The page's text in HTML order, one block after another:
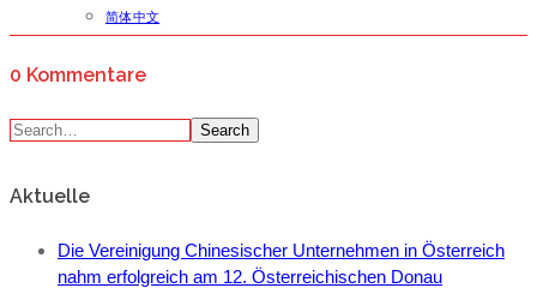
简体中文
0 Kommentare
Search
Aktuelle
Die Vereinigung Chinesischer Unternehmen in Österreich
nahm erfolgreich am 12. Österreichischen Donau